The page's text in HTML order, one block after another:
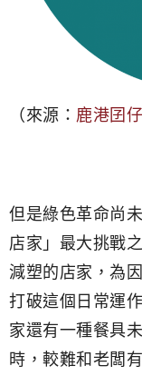
（來源： 鹿港囝仔
但是綠色革命尚
店家」最大挑戰
減塑的店家，為
打破這個日常運
家還有一種餐具
時，較難和老闆